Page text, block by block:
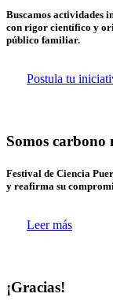
Buscamos actividades
con rigor científico y
público familiar.
Postula tu
Somos carbono
Festival de Ciencia
y reafirma su
Leer más
¡Gracias!